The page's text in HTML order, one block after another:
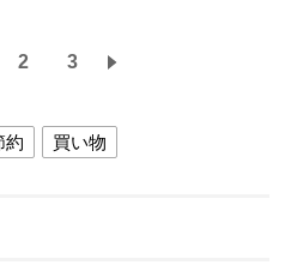
2 3
約 買い物